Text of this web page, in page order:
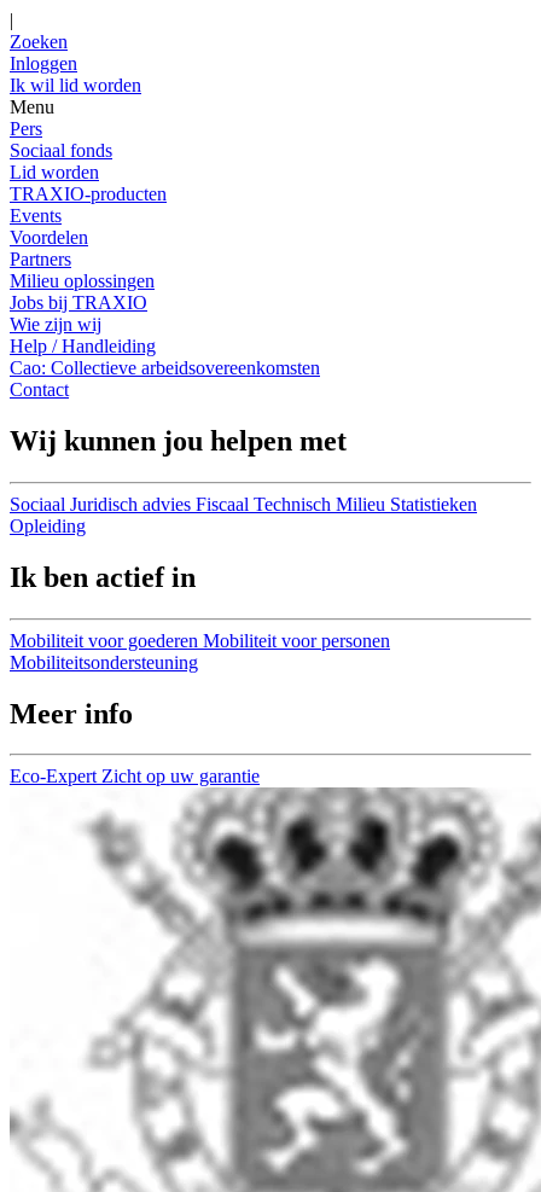
|
Zoeken
Inloggen
Ik wil lid worden
Menu
Pers
Sociaal fonds
Lid worden
TRAXIO-producten
Events
Voordelen
Partners
Milieu oplossingen
Jobs bij TRAXIO
Wie zijn wij
Help / Handleiding
Cao: Collectieve arbeidsovereenkomsten
Contact
Wij kunnen jou helpen met
Sociaal Juridisch advies Fiscaal Technisch Milieu Statistieken
Opleiding
Ik ben actief in
Mobiliteit voor goederen Mobiliteit voor personen
Mobiliteitsondersteuning
Meer info
Eco-Expert Zicht op uw garantie